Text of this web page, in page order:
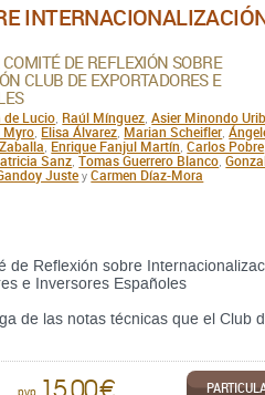
DE REFLEXIÓN SOBRE
CLUB DE EXPORTADORES E
de Lucio Raúl Mínguez Asier Minondo
Myro Elisa Álvarez Marian Scheifler
Enrique Fanjul Martín ,Carlos Pobre
Sanz ,Tomas Guerrero Blanco ,
Juste yCarmen Díaz-Mora
de Reflexión sobre
e Inversores Españoles
de las notas técnicas que el Club
pvp. 15,00 €